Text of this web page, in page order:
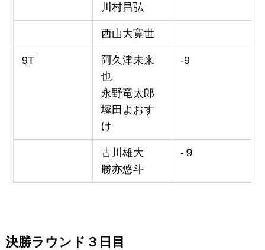
川村昌弘
西山大寛世
9T
阿久津未来
也
永野竜太郎
塚田よおす
け
-9
古川雄大
勝亦悠斗
-９
決勝ラウンド３日目